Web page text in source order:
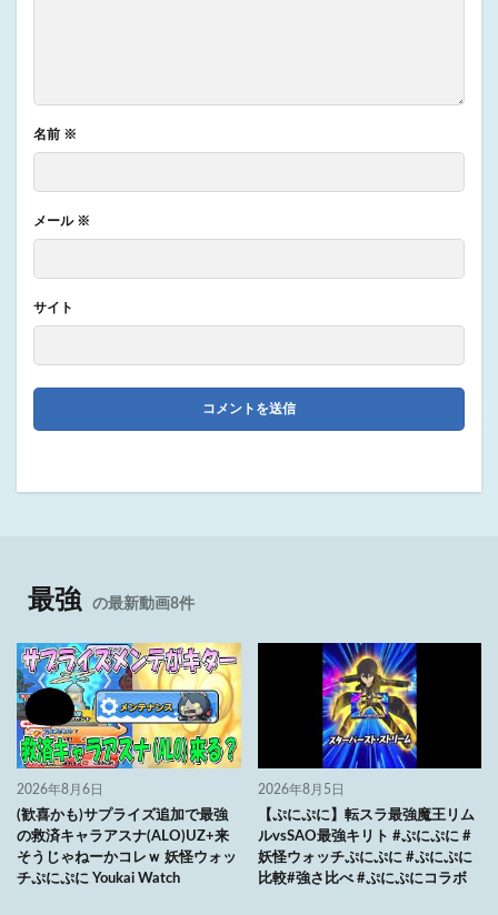
名前 ※
メール ※
サイト
最強 の最新動画8件
2026年8月6日
(歓喜かも)サプライズ追加で最強
の救済キャラアスナ(ALO)UZ+来
そうじゃねーかコレｗ 妖怪ウォッ
チぷにぷに Youkai Watch
2026年8月5日
【ぷにぷに】転スラ最強魔王リム
ルvsSAO最強キリト #ぷにぷに #
妖怪ウォッチぷにぷに #ぷにぷに
比較#強さ比べ #ぷにぷにコラボ